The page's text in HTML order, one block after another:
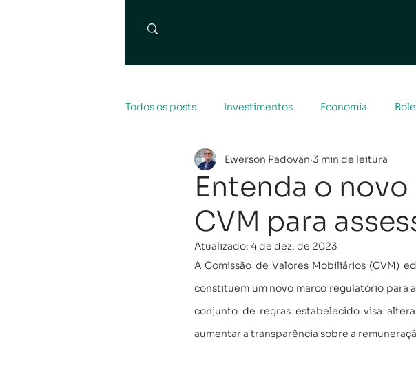
Todos os posts Investimentos Economia
Entenda o
CVM para
Ewerson Padovan 3 min de leitura
Atualizado: 4 de dez. de 2023
A Comissão de Valores Mobiliários (CVM)
constituem um novo marco regulatório para
conjunto de regras estabelecido visa
aumentar a transparência sobre a